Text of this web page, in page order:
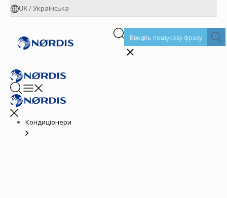
UK/Українська
Кондиціонери